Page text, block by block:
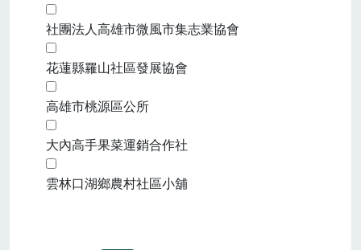
社團法人高雄市微風市集志業協會
花蓮縣羅山社區發展協會
高雄市桃源區公所
大內高手果菜運銷合作社
雲林口湖鄉農村社區小舖